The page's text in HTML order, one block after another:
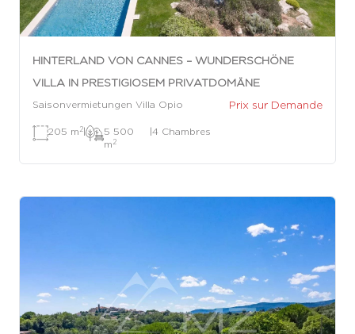
HINTERLAND VON CANNES – WUNDERSCHÖNE
VILLA IN PRESTIGIOSEM PRIVATDOMÄNE
Saisonvermietungen Villa Opio Prix sur Demande
205 m 2|
5 500
m 2
|4 Chambres